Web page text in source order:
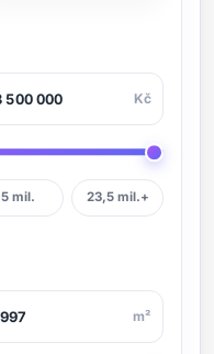
Kč
5 mil. 23,5 mil.+
m²